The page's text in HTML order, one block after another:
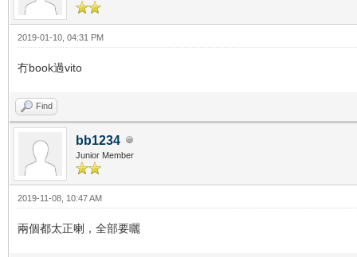
2019-01-10, 04:31 PM
冇book過vito
Find
bb1234
Junior Member
2019-11-08, 10:47 AM
兩個都太正喇，全部要曬